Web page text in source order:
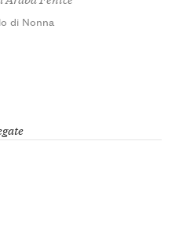
di Nonna